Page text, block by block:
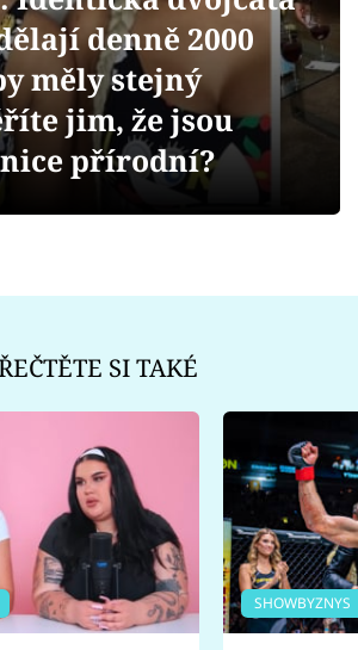
denně 2000
měly stejný
jim, že jsou
přírodní?
SI TAKÉ
SHOWBYZNYS